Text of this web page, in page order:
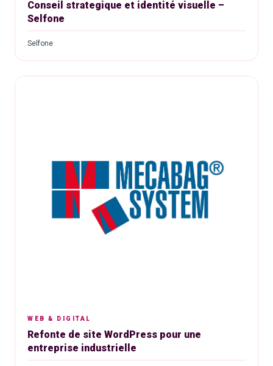
Conseil strategique et identité visuelle –
Selfone
Selfone
WEB & DIGITAL
Refonte de site WordPress pour une
entreprise industrielle